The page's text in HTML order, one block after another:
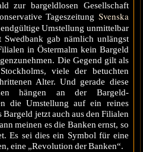
zur bargeldlosen Gesellschaft
Tageszeitung Svenska
Umstellung unmittelbar
Swedbank gab nämlich unlängst
in Östermalm kein Bargeld
Die Gegend gilt als
viele der betuchten
Alter. Und gerade diese
hängen an der Bargeld-
die Umstellung auf ein reines
Bargeld jetzt auch aus den Filialen
meinen es die Banken ernst, so
Es sei dies ein Symbol für eine
eine „Revolution der Banken“.